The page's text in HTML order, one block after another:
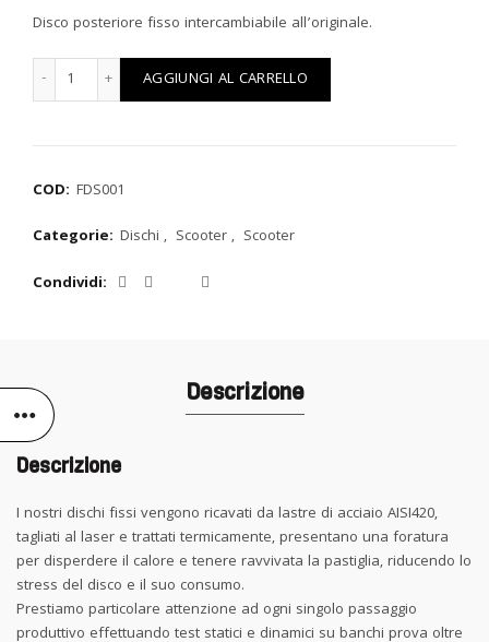
Disco posteriore fisso intercambiabile all’originale.
Disco Fisso Posteriore per Malaguti Fifty quantità
AGGIUNGI AL CARRELLO
COD: FDS001
Categorie: Dischi , Scooter, Scooter
Condividi
Descrizione
Descrizione
I nostri dischi fissi vengono ricavati da lastre di acciaio AISI420,
tagliati al laser e trattati termicamente, presentano una foratura
per disperdere il calore e tenere ravvivata la pastiglia, riducendo lo
stress del disco e il suo consumo.
Prestiamo particolare attenzione ad ogni singolo passaggio
produttivo effettuando test statici e dinamici su banchi prova oltre